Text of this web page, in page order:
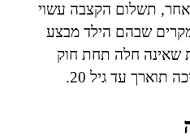
אחר, תשלום הקצבה עשוי
שבהם הילד מבצע
שאינה חלה תחת חוק
תוארך עד גיל 20.